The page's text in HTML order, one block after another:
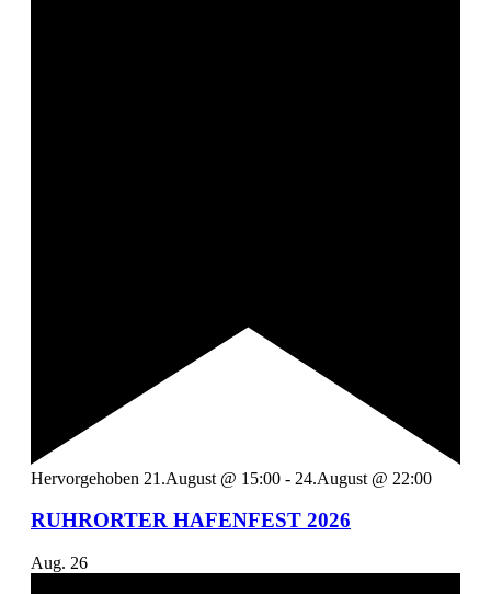
Hervorgehoben 21.August @ 15:00 - 24.August @ 22:00
RUHRORTER HAFENFEST 2026
Aug. 26